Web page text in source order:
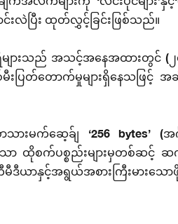
ပြီး ထုတ်လွှင့်ခြင်းဖြစ်သည်။
ျားသည် အသင့်အနေအထားတွင် (၂၄
တ်တောက်မှုများရှိနေသဖြင့် အဆို
ားမက်ဆေ့ခ်ျ ‘256 bytes’ (အ
း)သာ ထိုစက်ပစ္စည်းများမှတစ်ဆ
နှင့်အရွယ်အစားကြီးမားသောဖိုင်